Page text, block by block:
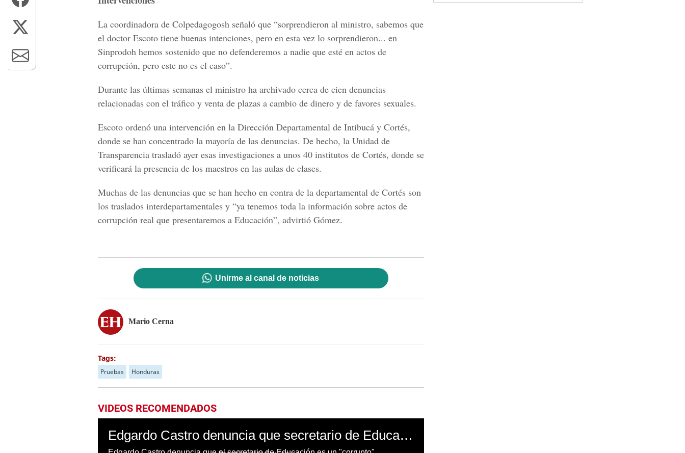
La coordinadora de Colpedagogosh señaló que “sorprendieron al ministro, sabemos que
el doctor Escoto tiene buenas intenciones, pero en esta vez lo sorprendieron... en
Sinprodoh hemos sostenido que no defenderemos a nadie que esté en actos de
corrupción, pero este no es el caso”.
Durante las últimas semanas el ministro ha archivado cerca de cien denuncias
relacionadas con el tráfico y venta de plazas a cambio de dinero y de favores sexuales.
Escoto ordenó una intervención en la Dirección Departamental de Intibucá y Cortés,
donde se han concentrado la mayoría de las denuncias. De hecho, la Unidad de
Transparencia trasladó ayer esas investigaciones a unos 40 institutos de Cortés, donde se
verificará la presencia de los maestros en las aulas de clases.
Muchas de las denuncias que se han hecho en contra de la departamental de Cortés son
los traslados interdepartamentales y “ya tenemos toda la información sobre actos de
corrupción real que presentaremos a Educación”, advirtió Gómez.
Unirme al canal de noticias
Mario Cerna
Tags:
Pruebas Honduras
VIDEOS RECOMENDADOS
Edgardo Castro denuncia que secretario de Educación es "corrupto"